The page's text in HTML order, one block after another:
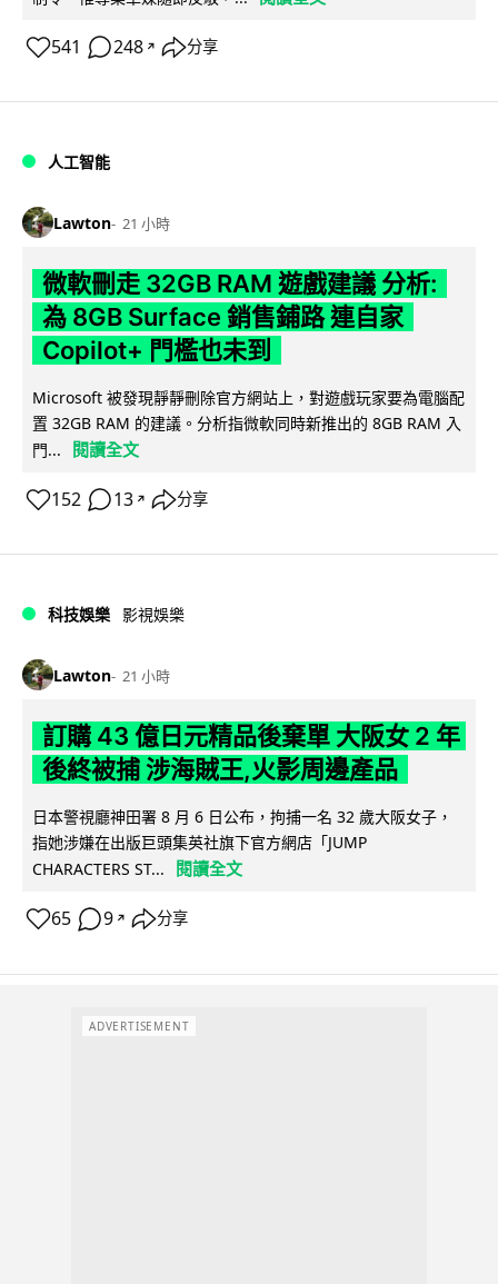
541 248 ↗ 分享
人工智能
Lawton 21 小時
微軟刪走 32GB RAM 遊戲建議 分析:
為 8GB Surface 銷售鋪路 連自家
Copilot+ 門檻也未到
Microsoft 被發現靜靜刪除官方網站上，對遊戲玩家要為電腦配
置 32GB RAM 的建議。分析指微軟同時新推出的 8GB RAM 入
門...
閱讀全文
152 13 ↗ 分享
科技娛樂 影視娛樂
Lawton 21 小時
訂購 43 億日元精品後棄單 大阪女 2 年
後終被捕 涉海賊王,火影周邊產品
日本警視廳神田署 8 月 6 日公布，拘捕一名 32 歲大阪女子，
指她涉嫌在出版巨頭集英社旗下官方網店「JUMP
CHARACTERS ST...
閱讀全文
65 9 ↗ 分享
ADVERTISEMENT